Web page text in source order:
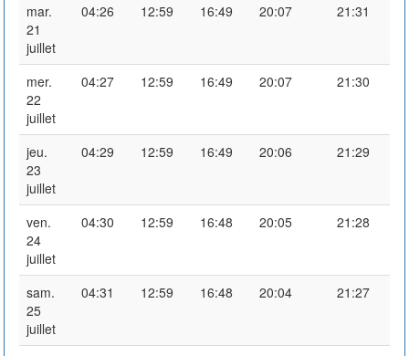
mar.
21
juillet
04:26 12:59 16:49 20:07 21:31
mer.
22
juillet
04:27 12:59 16:49 20:07 21:30
jeu.
23
juillet
04:29 12:59 16:49 20:06 21:29
ven.
24
juillet
04:30 12:59 16:48 20:05 21:28
sam.
25
juillet
04:31 12:59 16:48 20:04 21:27